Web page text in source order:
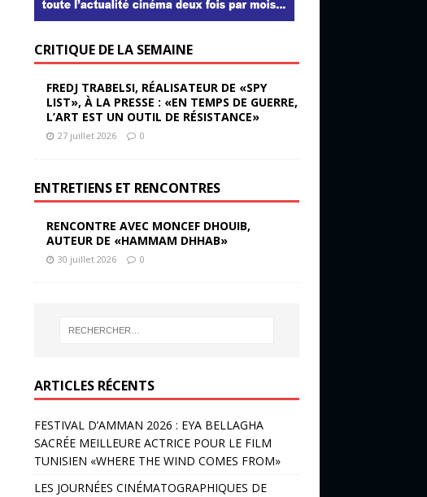
CRITIQUE DE LA SEMAINE
FREDJ TRABELSI, RÉALISATEUR DE «SPY
LIST», À LA PRESSE : «EN TEMPS DE GUERRE,
L’ART EST UN OUTIL DE RÉSISTANCE»
27 juillet 2026 0
ENTRETIENS ET RENCONTRES
RENCONTRE AVEC MONCEF DHOUIB,
AUTEUR DE «HAMMAM DHHAB»
30 juillet 2026 0
ARTICLES RÉCENTS
FESTIVAL D’AMMAN 2026 : EYA BELLAGHA
SACRÉE MEILLEURE ACTRICE POUR LE FILM
TUNISIEN «WHERE THE WIND COMES FROM»
LES JOURNÉES CINÉMATOGRAPHIQUES DE